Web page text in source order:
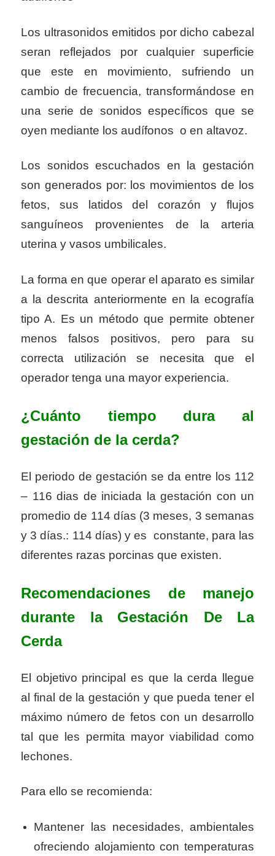
Los ultrasonidos emitidos por dicho cabezal
seran reflejados por cualquier superficie
que este en movimiento, sufriendo un
cambio de frecuencia, transformándose en
una serie de sonidos específicos que se
oyen mediante los audífonos o en altavoz.
Los sonidos escuchados en la gestación
son generados por: los movimientos de los
fetos, sus latidos del corazón y flujos
sanguíneos provenientes de la arteria
uterina y vasos umbilicales.
La forma en que operar el aparato es similar
a la descrita anteriormente en la ecografía
tipo A. Es un método que permite obtener
menos falsos positivos, pero para su
correcta utilización se necesita que el
operador tenga una mayor experiencia.
¿Cuánto tiempo dura al
gestación de la cerda?
El periodo de gestación se da entre los 112
– 116 dias de iniciada la gestación con un
promedio de 114 días (3 meses, 3 semanas
y 3 días.: 114 días) y es constante, para las
diferentes razas porcinas que existen.
Recomendaciones de manejo
durante la Gestación De La
Cerda
El objetivo principal es que la cerda llegue
al final de la gestación y que pueda tener el
máximo número de fetos con un desarrollo
tal que les permita mayor viabilidad como
lechones.
Para ello se recomienda:
Mantener las necesidades, ambientales
ofreciendo alojamiento con temperaturas